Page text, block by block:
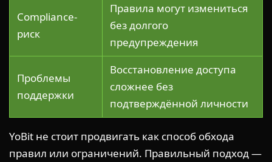
Compliance-
риск
Правила могут измениться
без долгого
предупреждения
Проблемы
поддержки
Восстановление доступа
сложнее без
подтверждённой личности
YoBit не стоит продвигать как способ обхода
правил или ограничений. Правильный подход —